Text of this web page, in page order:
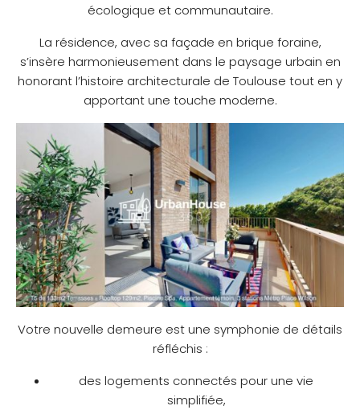
écologique et communautaire.
La résidence, avec sa façade en brique foraine,
s’insère harmonieusement dans le paysage urbain en
honorant l’histoire architecturale de Toulouse tout en y
apportant une touche moderne.
Votre nouvelle demeure est une symphonie de détails
réfléchis :
des logements connectés pour une vie
simplifiée,